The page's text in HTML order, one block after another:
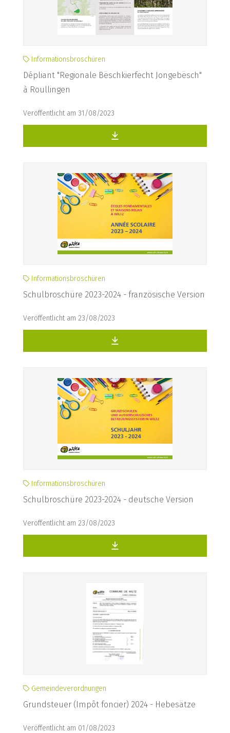
Informationsbroschüren
Dépliant "Regionale Bëschkierfecht Jongebësch"
à Roullingen
Veröffentlicht am 31/08/2023
Informationsbroschüren
Schulbroschüre 2023-2024 - französische Version
Veröffentlicht am 23/08/2023
Informationsbroschüren
Schulbroschüre 2023-2024 - deutsche Version
Veröffentlicht am 23/08/2023
Gemeindeverordnungen
Grundsteuer (Impôt foncier) 2024 - Hebesätze
Veröffentlicht am 01/08/2023